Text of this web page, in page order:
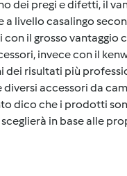
dei pregi e difetti, il
a livello casalingo
il grosso vantaggio
invece con il
dei risultati più
diversi accessori da
dico che i prodotti
in base alle